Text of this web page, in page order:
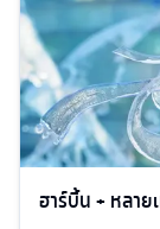
ฮาร์บิ้น + หลาย